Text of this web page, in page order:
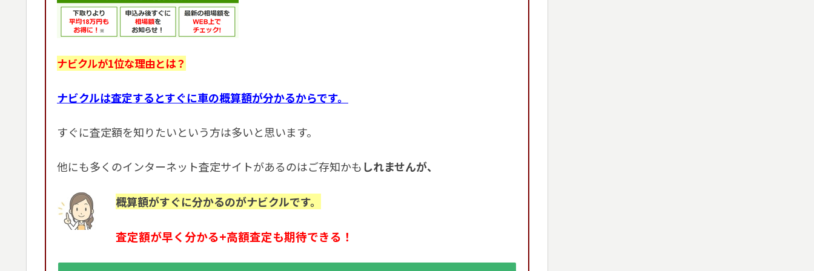
ナビクルが1位な理由とは？
ナビクルは査定するとすぐに車の概算額が分かるからです。
すぐに査定額を知りたいという方は多いと思います。
他にも多くのインターネット査定サイトがあるのはご存知かもしれませんが、
概算額がすぐに分かるのがナビクルです。
査定額が早く分かる+高額査定も期待できる！